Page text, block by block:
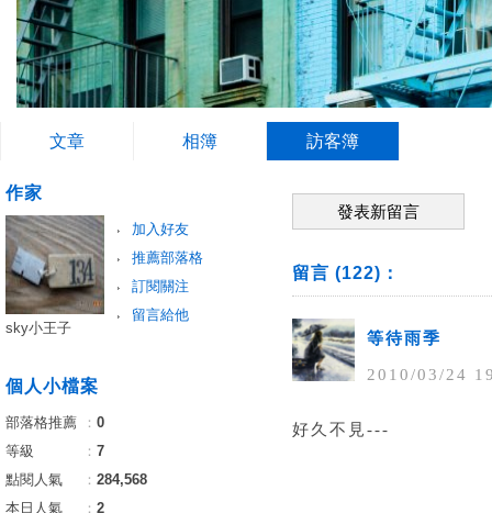
文章 相簿 訪客簿
發表新留言
留言 (122)：
等待雨季
2010/03/24
好久不見---
作家
加入好友
推薦部落格
訂閱關注
留言給他
sky小王子
個人小檔案
部落格推薦 ： 0
等級
： 7
點閱人氣
： 284,568
本日人氣
： 2